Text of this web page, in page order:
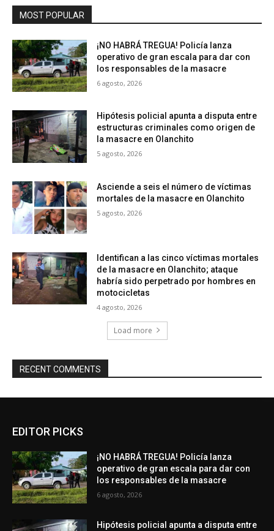
MOST POPULAR
¡NO HABRÁ TREGUA! Policía lanza
operativo de gran escala para dar con
los responsables de la masacre
6 agosto, 2026
Hipótesis policial apunta a disputa entre
estructuras criminales como origen de
la masacre en Olanchito
5 agosto, 2026
Asciende a seis el número de víctimas
mortales de la masacre en Olanchito
5 agosto, 2026
Identifican a las cinco víctimas mortales
de la masacre en Olanchito; ataque
habría sido perpetrado por hombres en
motocicletas
4 agosto, 2026
Load more
RECENT COMMENTS
EDITOR PICKS
¡NO HABRÁ TREGUA! Policía lanza
operativo de gran escala para dar con
los responsables de la masacre
6 agosto, 2026
Hipótesis policial apunta a disputa entre